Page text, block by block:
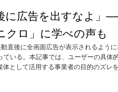
に広告を出すなよ」
ロ」に学べの声も
直後に全画面広告が表示されるよう
ている。本記事では、ユーザーの具体
として活用する事業者の目的のズレ